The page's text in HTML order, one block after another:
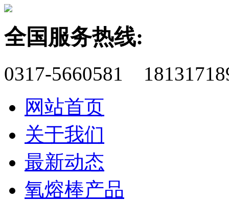
全国服务热线:
0317-5660581
网站首页
关于我们
最新动态
氧熔棒产品